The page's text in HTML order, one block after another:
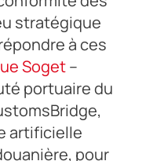
stratégique
à ces
Soget–
portuaire du
artificielle
pour